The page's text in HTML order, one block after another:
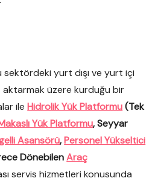
yurt dışı ve yurt içi
aktarmak üzere kurduğu bir
ile Hidrolik Yük Platformu(Tek
Yük Platformu, Seyyar
Asansörü,Personel Yükseltici
DönebilenAraç
servis hizmetleri konusunda